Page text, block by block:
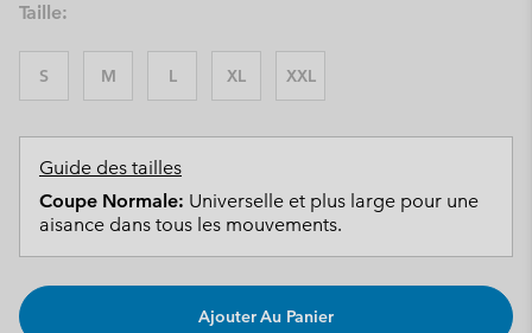
Taille:
S M L XL XXL
Guide des tailles
Coupe Normale: Universelle et plus large pour une
aisance dans tous les mouvements.
Ajouter Au Panier